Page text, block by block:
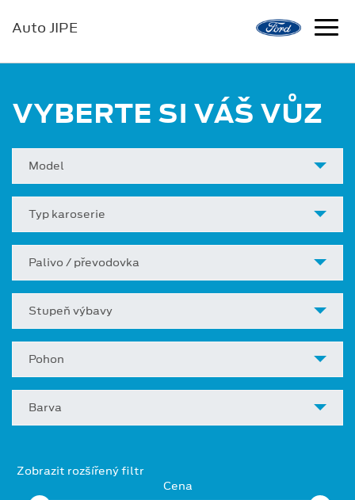
Auto JIPE
VYBERTE SI VÁŠ VŮZ
Model
Typ karoserie
Palivo / převodovka
Stupeň výbavy
Pohon
Barva
Zobrazit rozšířený filtr
Cena